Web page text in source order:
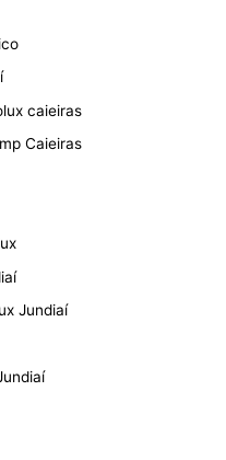
caieiras
Caieiras
Jundiaí